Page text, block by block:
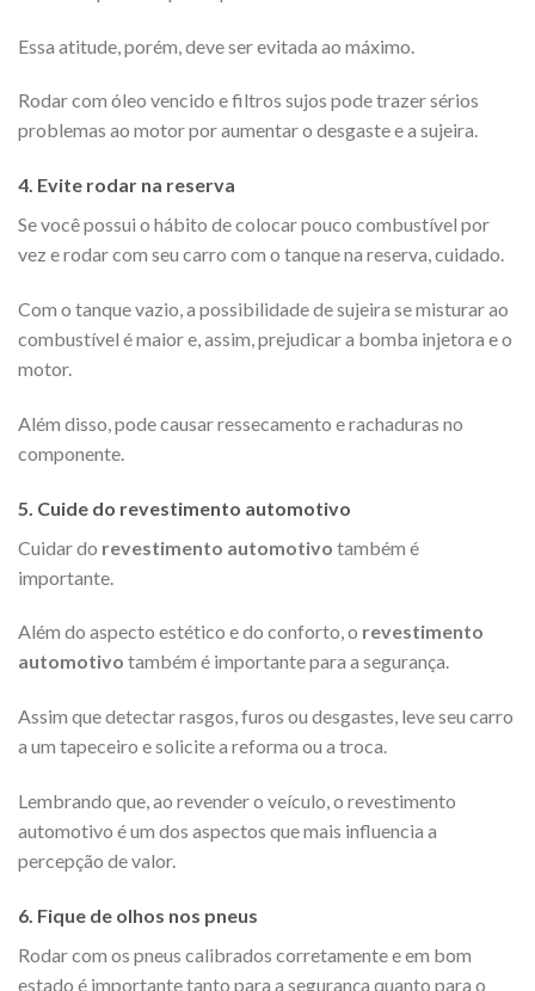
Essa atitude, porém, deve ser evitada ao máximo.
Rodar com óleo vencido e filtros sujos pode trazer sérios
problemas ao motor por aumentar o desgaste e a sujeira.
4. Evite rodar na reserva
Se você possui o hábito de colocar pouco combustível por
vez e rodar com seu carro com o tanque na reserva, cuidado.
Com o tanque vazio, a possibilidade de sujeira se misturar ao
combustível é maior e, assim, prejudicar a bomba injetora e o
motor.
Além disso, pode causar ressecamento e rachaduras no
componente.
5. Cuide do revestimento automotivo
Cuidar do revestimento automotivo também é
importante.
Além do aspecto estético e do conforto, o revestimento
automotivo também é importante para a segurança.
Assim que detectar rasgos, furos ou desgastes, leve seu carro
a um tapeceiro e solicite a reforma ou a troca.
Lembrando que, ao revender o veículo, o revestimento
automotivo é um dos aspectos que mais influencia a
percepção de valor.
6. Fique de olhos nos pneus
Rodar com os pneus calibrados corretamente e em bom
estado é importante tanto para a segurança quanto para o